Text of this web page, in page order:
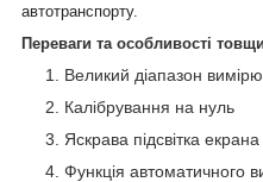
автотранспорту.
Переваги та особливості
Великий діапазон
Калібрування на нуль
Яскрава підсвітка екрана
Функція автоматичного